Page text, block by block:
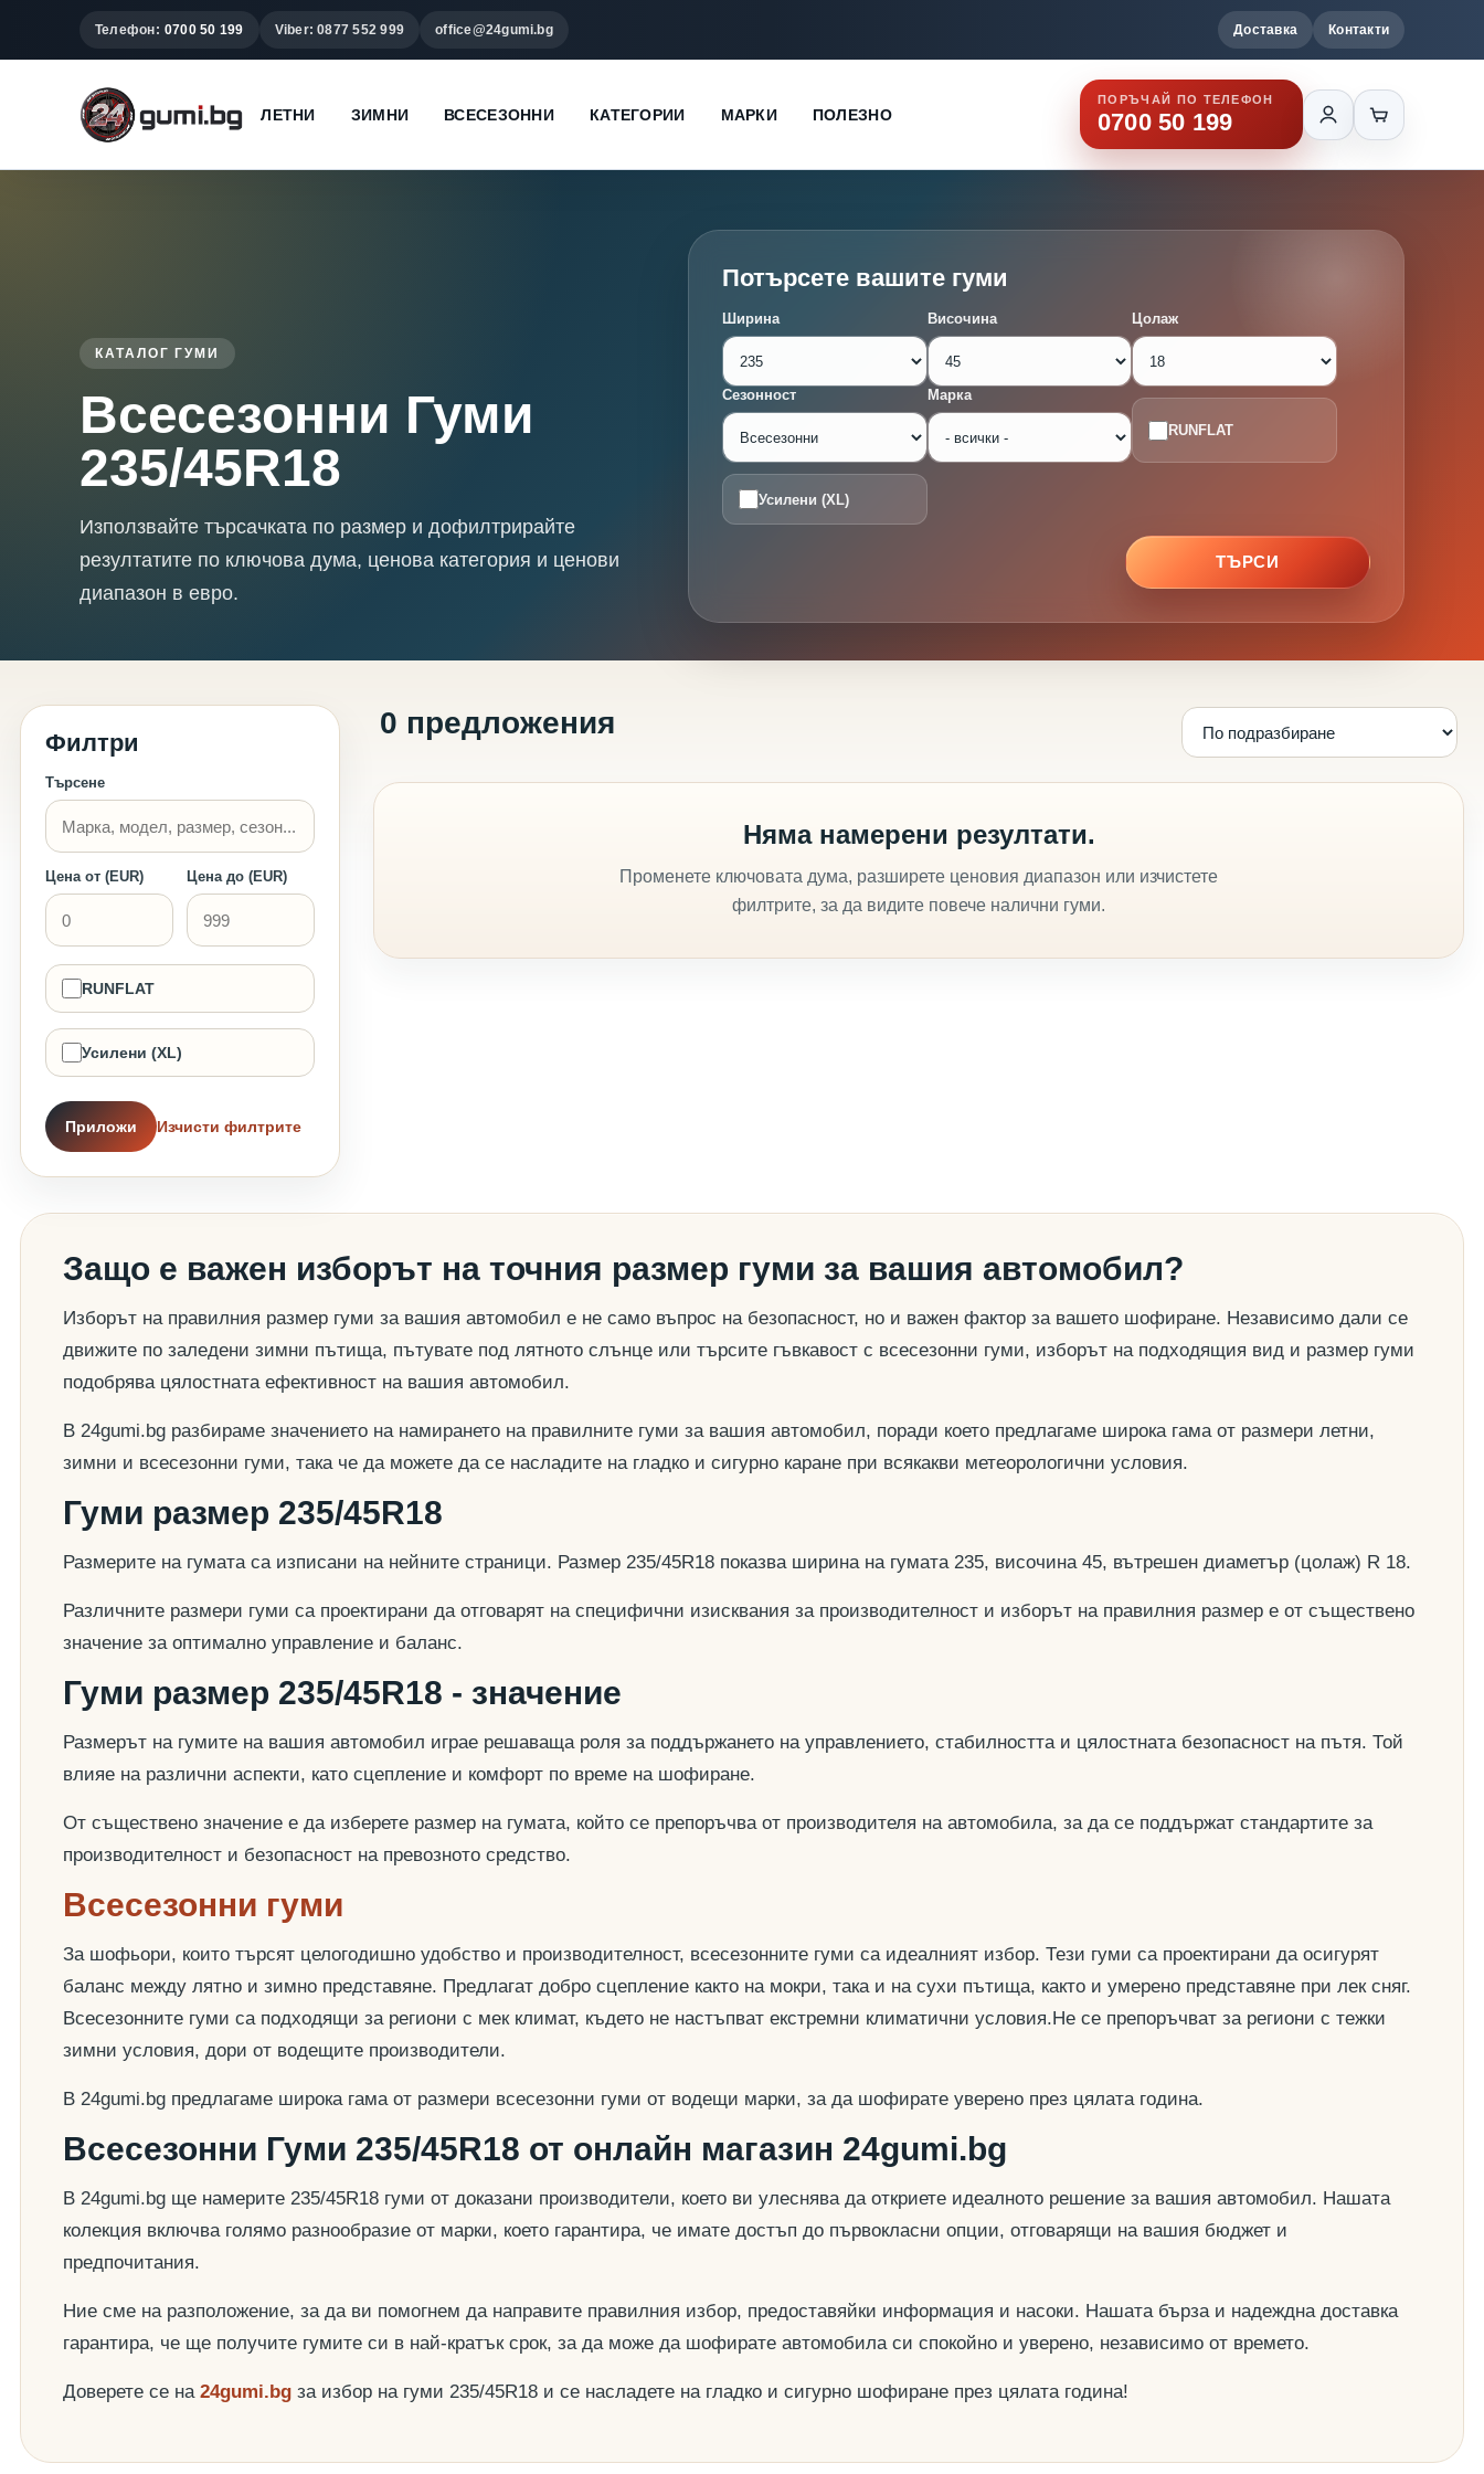
Телефон: 0700 50 199 Viber: 0877 552 999 office@24gumi.bg Доставка Контакти
ЛЕТНИ ЗИМНИ ВСЕСЕЗОННИ КАТЕГОРИИ МАРКИ ПОЛЕЗНО
ПОРЪЧАЙ ПО ТЕЛЕФОН
0700 50 199
КАТАЛОГ ГУМИ
Всесезонни Гуми
235/45R18
Използвайте търсачката по размер и дофилтрирайте
резултатите по ключова дума, ценова категория и ценови
диапазон в евро.
Потърсете вашите гуми
Ширина Височина Цолаж
Сезонност Марка
RUNFLAT
Усилени (XL)
ТЪРСИ
Филтри
Търсене
Цена от (EUR) Цена до (EUR)
RUNFLAT
Усилени (XL)
Приложи Изчисти филтрите
0 предложения
Няма намерени резултати.
Променете ключовата дума, разширете ценовия диапазон или изчистете
филтрите, за да видите повече налични гуми.
Защо е важен изборът на точния размер гуми за вашия автомобил?
Изборът на правилния размер гуми за вашия автомобил е не само въпрос на безопасност, но и важен фактор за вашето шофиране. Независимо дали се
движите по заледени зимни пътища, пътувате под лятното слънце или търсите гъвкавост с всесезонни гуми, изборът на подходящия вид и размер гуми
подобрява цялостната ефективност на вашия автомобил.
В 24gumi.bg разбираме значението на намирането на правилните гуми за вашия автомобил, поради което предлагаме широка гама от размери летни,
зимни и всесезонни гуми, така че да можете да се насладите на гладко и сигурно каране при всякакви метеорологични условия.
Гуми размер 235/45R18
Размерите на гумата са изписани на нейните страници. Размер 235/45R18 показва ширина на гумата 235, височина 45, вътрешен диаметър (цолаж) R 18.
Различните размери гуми са проектирани да отговарят на специфични изисквания за производителност и изборът на правилния размер е от съществено
значение за оптимално управление и баланс.
Гуми размер 235/45R18 - значение
Размерът на гумите на вашия автомобил играе решаваща роля за поддържането на управлението, стабилността и цялостната безопасност на пътя. Той
влияе на различни аспекти, като сцепление и комфорт по време на шофиране.
От съществено значение е да изберете размер на гумата, който се препоръчва от производителя на автомобила, за да се поддържат стандартите за
производителност и безопасност на превозното средство.
Всесезонни гуми
За шофьори, които търсят целогодишно удобство и производителност, всесезонните гуми са идеалният избор. Тези гуми са проектирани да осигурят
баланс между лятно и зимно представяне. Предлагат добро сцепление както на мокри, така и на сухи пътища, както и умерено представяне при лек сняг.
Всесезонните гуми са подходящи за региони с мек климат, където не настъпват екстремни климатични условия.Не се препоръчват за региони с тежки
зимни условия, дори от водещите производители.
В 24gumi.bg предлагаме широка гама от размери всесезонни гуми от водещи марки, за да шофирате уверено през цялата година.
Всесезонни Гуми 235/45R18 от онлайн магазин 24gumi.bg
В 24gumi.bg ще намерите 235/45R18 гуми от доказани производители, което ви улеснява да откриете идеалното решение за вашия автомобил. Нашата
колекция включва голямо разнообразие от марки, което гарантира, че имате достъп до първокласни опции, отговарящи на вашия бюджет и
предпочитания.
Ние сме на разположение, за да ви помогнем да направите правилния избор, предоставяйки информация и насоки. Нашата бърза и надеждна доставка
гарантира, че ще получите гумите си в най-кратък срок, за да може да шофирате автомобила си спокойно и уверено, независимо от времето.
Доверете се на 24gumi.bg за избор на гуми 235/45R18 и се насладете на гладко и сигурно шофиране през цялата година!